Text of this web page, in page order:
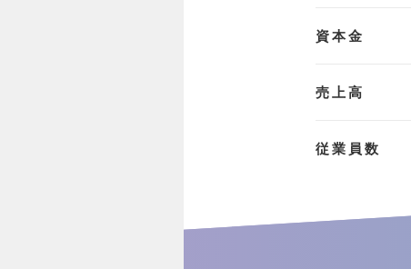
資本金
売上高
従業員数